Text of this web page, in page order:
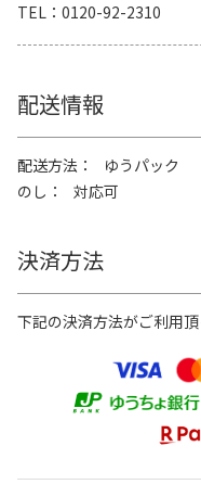
TEL
0120-92-2310
配送情報
配送方法
ゆうパック
のし
対応可
決済方法
下記の決済方法がご利用頂